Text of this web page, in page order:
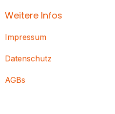
Weitere Infos
Impressum
Datenschutz
AGBs